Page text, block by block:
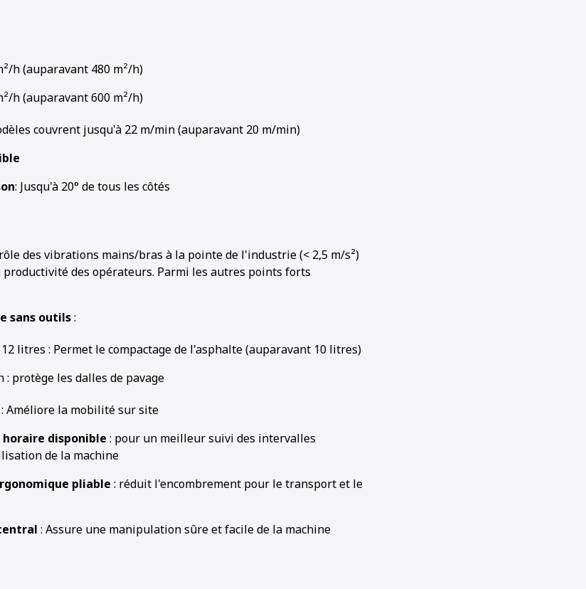
h (auparavant 480 m²/h)
h (auparavant 600 m²/h)
couvrent jusqu'à 22 m/min (auparavant 20 m/min)
: Jusqu'à 20° de tous les côtés
des vibrations mains/bras à la pointe de l'industrie (< 2,5 m/s²)
des opérateurs. Parmi les autres points forts
sans outils:
litres : Permet le compactage de l'asphalte (auparavant 10 litres)
: protège les dalles de pavage
: Améliore la mobilité sur site
disponible : pour un meilleur suivi des intervalles
de la machine
pliable : réduit l'encombrement pour le transport et le
: Assure une manipulation sûre et facile de la machine